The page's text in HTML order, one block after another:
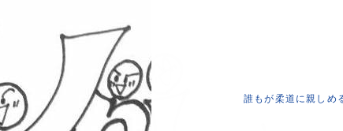
誰もが柔道に親しめ